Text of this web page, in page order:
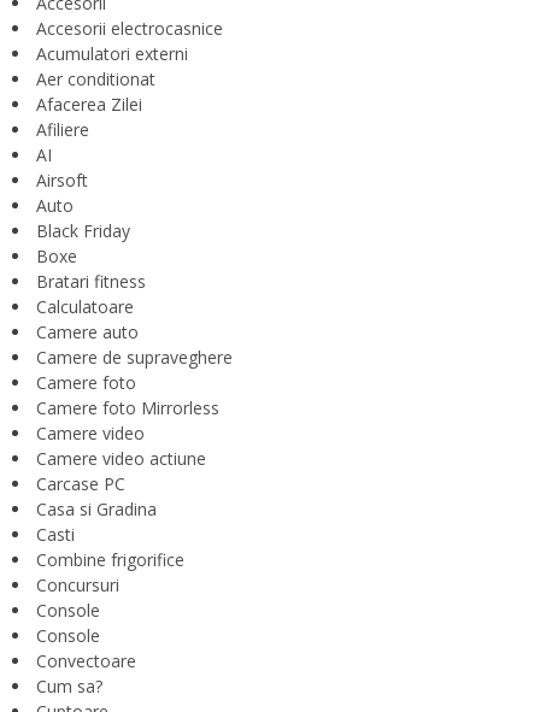
Accesorii electrocasnice
Acumulatori externi
Aer conditionat
Afacerea Zilei
Afiliere
AI
Airsoft
Auto
Black Friday
Boxe
Bratari fitness
Calculatoare
Camere auto
Camere de supraveghere
Camere foto
Camere foto Mirrorless
Camere video
Camere video actiune
Carcase PC
Casa si Gradina
Casti
Combine frigorifice
Concursuri
Console
Console
Convectoare
Cum sa?